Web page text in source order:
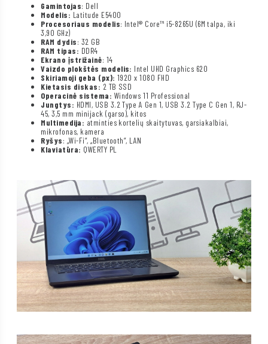
Gamintojas: Dell
Modelis: Latitude E5400
Procesoriaus modelis: Intel® Core™ i5-8265U (6M talpa, iki
3,90 GHz)
RAM dydis: 32 GB
RAM tipas: DDR4
Ekrano įstrižainė: 14
Vaizdo plokštės modelis: Intel UHD Graphics 620
Skiriamoji geba (px): 1920 x 1080 FHD
Kietasis diskas: 2 TB SSD
Operacinė sistema: Windows 11 Professional
Jungtys: HDMI, USB 3.2 Type A Gen 1, USB 3.2 Type C Gen 1, RJ-
45, 3,5 mm minijack (garso), kitos
Multimedija: atminties kortelių skaitytuvas, garsiakalbiai,
mikrofonas, kamera
Ryšys: „Wi-Fi“, „Bluetooth“, LAN
Klaviatūra: QWERTY PL